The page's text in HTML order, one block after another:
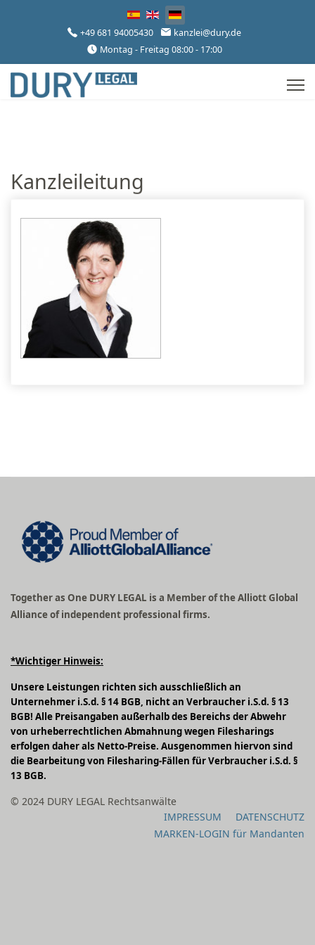
Sprache auswählen
+49 681 94005430
kanzlei@dury.de
Montag - Freitag 08:00 - 17:00
Kanzleileitung
Together as One DURY LEGAL is a Member of the Alliott Global
Alliance of independent professional firms.
*Wichtiger Hinweis:
Unsere Leistungen richten sich ausschließlich an
Unternehmer i.S.d. § 14 BGB, nicht an Verbraucher i.S.d. § 13
BGB! Alle Preisangaben außerhalb des Bereichs der Abwehr
von urheberrechtlichen Abmahnung wegen Filesharings
erfolgen daher als Netto-Preise. Ausgenommen hiervon sind
die Bearbeitung von Filesharing-Fällen für Verbraucher i.S.d. §
13 BGB.
© 2024 DURY LEGAL Rechtsanwälte
IMPRESSUM
DATENSCHUTZ
MARKEN-LOGIN für Mandanten